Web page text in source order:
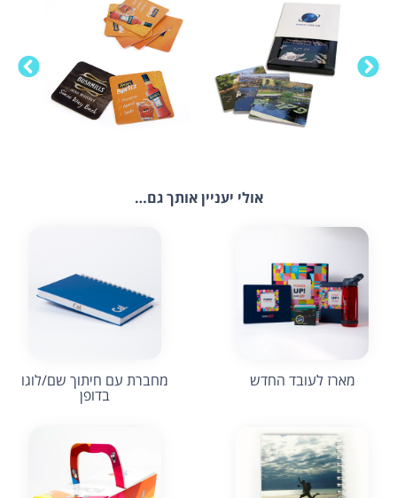
אולי יעניין אותך גם…
מארז לעובד החדש מחברת עם חיתוך שם/לוגו
בדופן